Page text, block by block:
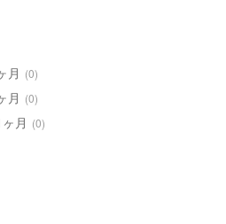
月 (0)
月 (0)
月 (0)